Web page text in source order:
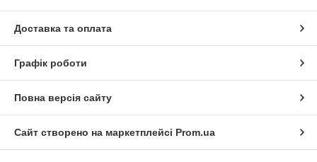
Доставка та оплата
Графік роботи
Повна версія сайту
Сайт створено на маркетплейсі Prom.ua